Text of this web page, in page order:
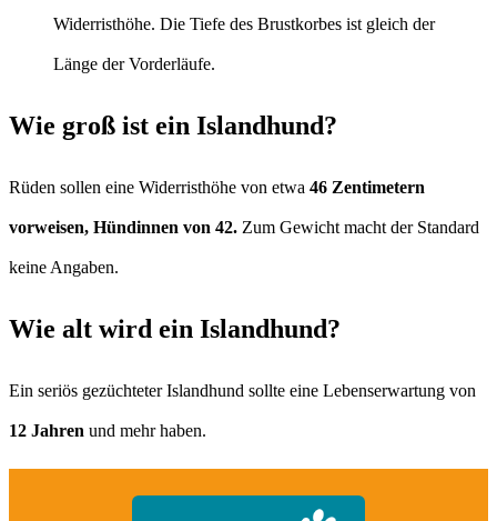
Widerristhöhe. Die Tiefe des Brustkorbes ist gleich der
Länge der Vorderläufe.
Wie groß ist ein Islandhund?
Rüden sollen eine Widerristhöhe von etwa 46 Zentimetern
vorweisen, Hündinnen von 42. Zum Gewicht macht der Standard
keine Angaben.
Wie alt wird ein Islandhund?
Ein seriös gezüchteter Islandhund sollte eine Lebenserwartung von
12 Jahren und mehr haben.